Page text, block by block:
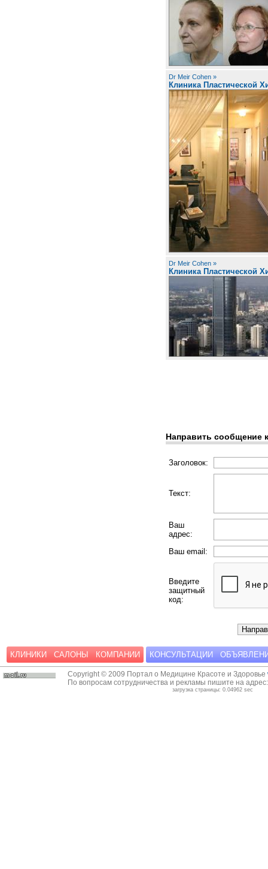
Dr Meir Cohen »
Клиника Пластической
Dr Meir Cohen »
Клиника Пластической
Направить сообщение
Заголовок:
Текст:
Ваш
адрес:
Ваш email:
Введите
защитный
код:
КЛИНИКИ САЛОНЫ КОМПАНИИ КОНСУЛЬТАЦИИ
Copyright © 2009 Портал о Медицине Красоте и Здоровье
По вопросам сотрудничества и рекламы пишите на
загрузка страницы: 0.04962 sec